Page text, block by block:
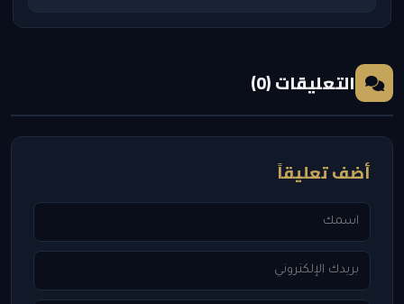
التعليقات (0)
أضف تعليقاً